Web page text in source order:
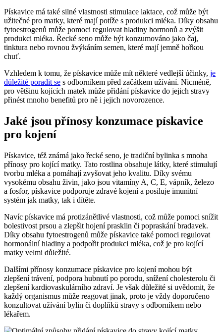
Pískavice má také silné ​vlastnosti stimulace laktace, což může být⁣
užitečné pro matky, které mají potíže ⁣s produkci ‍mléka. Díky obsahu
fytoestrogenů ⁢může pomoci regulovat hladiny hormonů a zvýšit⁣
produkci mléka. Řecké⁣ seno může být konzumováno jako čaj,
tinktura nebo rovnou žvýkáním​ semen, které‌ mají jemně hořkou
chuť.
Vzhledem k tomu, že pískavice může mít některé vedlejší⁢ účinky, je
důležité poradit se s odborníkem před ‍začátkem ‌užívání. Nicméně,
pro většinu kojících matek může přidání pískavice ‍do jejich stravy
přinést mnoho benefitů pro ně i jejich novorozence.
Jaké ⁤jsou přínosy⁣ konzumace pískavice
pro kojení
Pískavice, též‌ známá jako řecké seno, je ⁣tradiční bylinka s ​mnoha
přínosy pro kojící matky. Tato rostlina⁤ obsahuje látky, které stimulují⁣
tvorbu mléka a pomáhají‍ zvyšovat⁢ jeho kvalitu. Díky svému
vysokému obsahu živin,‍ jako jsou vitamíny A, C, E, vápník, železo
a fosfor, pískavice podporuje zdravé kojení ⁣a posiluje⁢ imunitní
systém jak matky, ⁤tak⁣ i dítěte.
Navíc pískavice má protizánětlivé ⁣vlastnosti, což může pomoci snížit
bolestivost prsou a zlepšit hojení prasklin či popraskání‌ bradavek.
Díky obsahu ⁤fytoestrogenů může pískavice‍ také pomoci regulovat
hormonální hladiny a podpořit produkci mléka, což je ⁣pro kojící‍
matky velmi důležité.
Dalšími přínosy konzumace pískavice pro‍ kojení ⁣mohou být
⁤zlepšení ⁤trávení, podpora hubnutí po porodu, snížení cholesterolu či
zlepšení kardiovaskulárního zdraví. Je však důležité si⁤ uvědomit, že ​
každý organismus může reagovat jinak, proto je vždy doporučeno
konzultovat užívání bylin či doplňků stravy s odborníkem​ nebo
lékařem.